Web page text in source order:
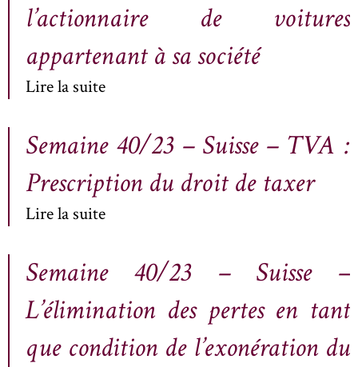
l’actionnaire de voitures
appartenant à sa société
Lire la suite
Semaine 40/23 – Suisse – TVA :
Prescription du droit de taxer
Lire la suite
Semaine 40/23 – Suisse –
L’élimination des pertes en tant
que condition de l’exonération du